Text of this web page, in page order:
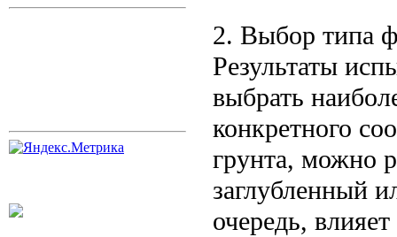
2. Выбор типа
Результаты
выбрать
конкретного
грунта, можно
заглубленный
очередь,